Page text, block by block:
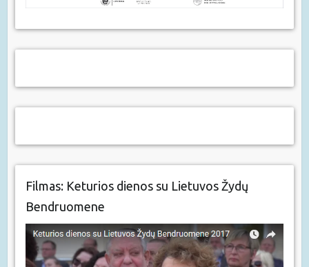
Filmas: Keturios dienos su Lietuvos Žydų
Bendruomene